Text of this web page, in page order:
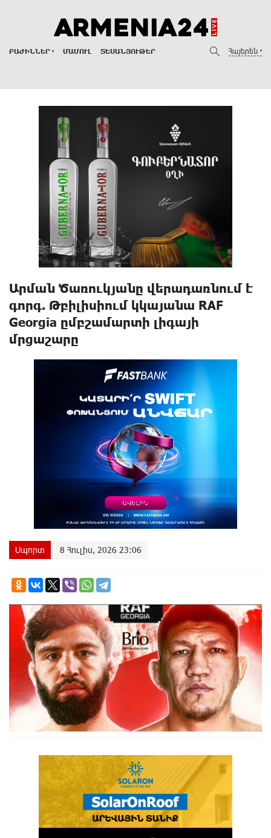
ԲԱԺԻՆՆԵՐ ՄԱՄՈՒԼ ՏԵՍԱՆՅՈՒԹԵՐ Հայերեն
Արման Ծառուկյանը վերադառնում է
գորգ. Թբիլիսիում կկայանա RAF
Georgia ըմբշամարտի լիգայի
մրցաշարը
Սպորտ 8 Հուլիս, 2026 23:06